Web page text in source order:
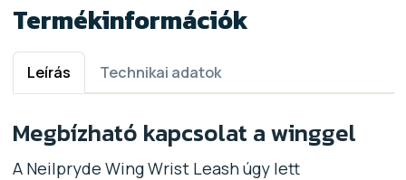
Termékinformációk
Leírás Technikai adatok
Megbízható kapcsolat a winggel
A Neilpryde Wing Wrist Leash úgy lett